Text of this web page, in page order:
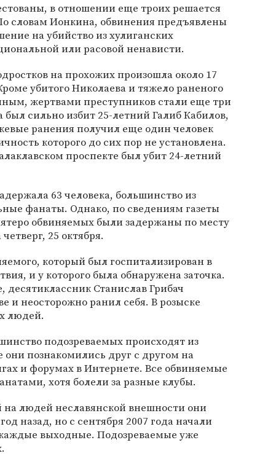
в отношении еще троих решается
словам Ионкина, обвинения предъявлены
на убийство из хулиганских
или расовой ненависти.
на прохожих произошла около 17
убитого Николаева и тяжело раненого
жертвами преступников стали еще три
был сильно избит 25-летний Галиб Кабилов,
ранения получил еще один человек
которого до сих пор не установлена.
проспекте был убит 24-летний
63 человека, большинство из
фанаты. Однако, по сведениям газеты
обвиняемых были задержаны по месту
25 октября.
который был госпитализирован в
и у которого была обнаружена заточка.
десятиклассник Станислав Грибач
и неосторожно ранил себя. В розыске
людей.
подозреваемых происходят из
познакомились друг с другом на
и форумах в Интернете. Все обвиняемые
хотя болели за разные клубы.
людей неславянской внешности они
назад, но с сентября 2007 года начали
выходные. Подозреваемые уже